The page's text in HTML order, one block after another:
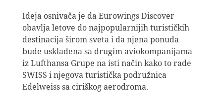
Ideja osnivača je da Eurowings Discover
obavlja letove do najpopularnijih turističkih
destinacija širom sveta i da njena ponuda
bude usklađena sa drugim aviokompanijama
iz Lufthansa Grupe na isti način kako to rade
SWISS i njegova turistička podružnica
Edelweiss sa ciriškog aerodroma.